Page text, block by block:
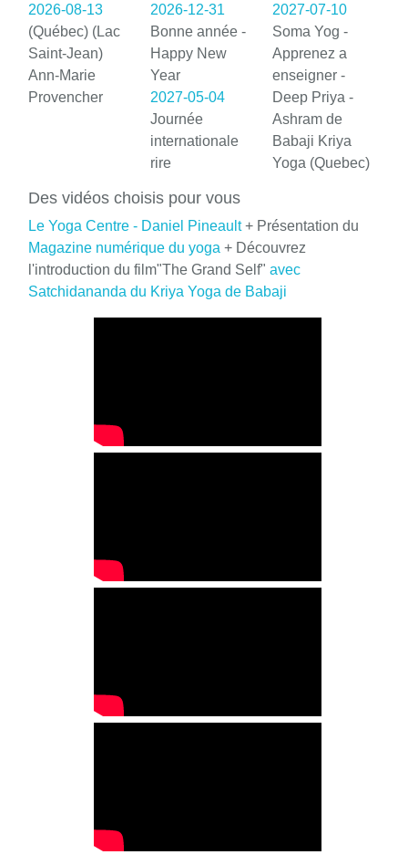
2026-08-13
(Québec) (Lac
Saint-Jean)
Ann-Marie
Provencher
2026-12-31
Bonne année -
Happy New
Year
2027-05-04
Journée
internationale
rire
2027-07-10
Soma Yog -
Apprenez a
enseigner -
Deep Priya -
Ashram de
Babaji Kriya
Yoga (Quebec)
Des vidéos choisis pour vous
Le Yoga Centre - Daniel Pineault+ Présentation du
Magazine numérique du yoga + Découvrez
l'introduction du film"The Grand Self" avec
Satchidananda du Kriya Yoga de Babaji